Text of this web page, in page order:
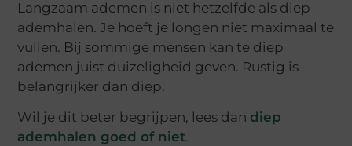
Langzaam ademen is niet hetzelfde als diep
ademhalen. Je hoeft je longen niet maximaal te
vullen. Bij sommige mensen kan te diep
ademen juist duizeligheid geven. Rustig is
belangrijker dan diep.
Wil je dit beter begrijpen, lees dan diep
ademhalen goed of niet.